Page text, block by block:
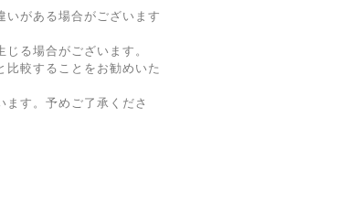
がある場合がございます
る場合がございます。
較することをお勧めいた
す。予めご了承くださ